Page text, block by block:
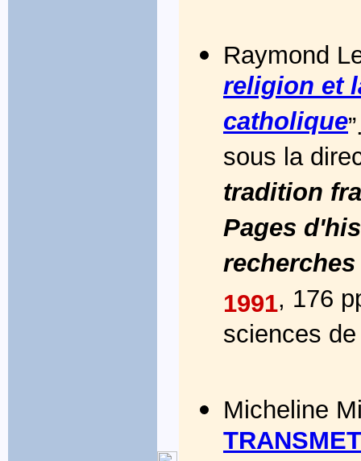
Raymond
religion et
catholique
sous la
tradition
Pages
1991, 176
sciences
Micheline